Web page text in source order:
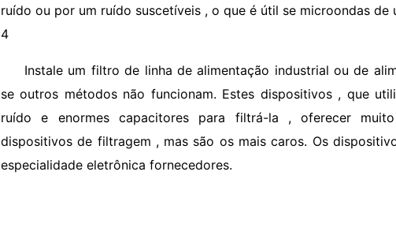
ruído ou por um ruído suscetíveis , o que é útil se microondas de
4
Instale um filtro de linha de alimentação industrial ou de
se outros métodos não funcionam. Estes dispositivos , que
ruído e enormes capacitores para filtrá-la , oferecer
dispositivos de filtragem , mas são os mais caros. Os
especialidade eletrônica fornecedores.